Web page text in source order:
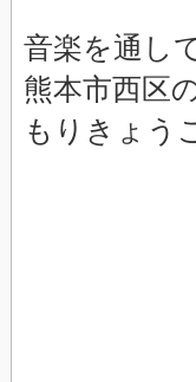
音楽を通し
熊本市西区
もりきょう